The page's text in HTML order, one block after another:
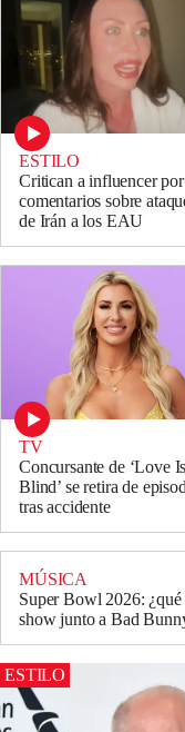
ESTILO
Critican a influencer por
comentarios sobre
de Irán a los EAU
TV
Concursante de ‘Love Is
Blind’ se retira de
tras accidente
MÚSICA
Super Bowl 2026: ¿qué
show junto a Bad
ESTILO